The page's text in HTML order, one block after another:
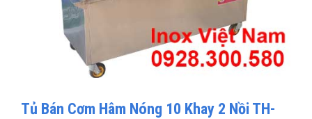
Tủ Bán Cơm Hâm Nóng 10 Khay 2 Nồi TH-